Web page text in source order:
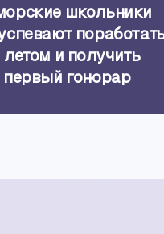
школьники
летом и получить
первый гонорар